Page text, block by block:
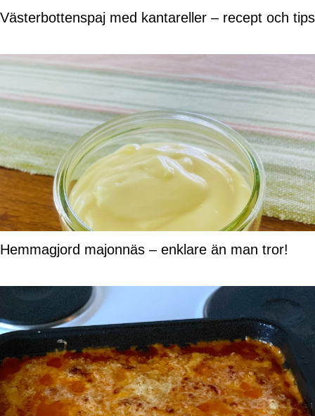
Västerbottenspaj med kantareller – recept och tips
Hemmagjord majonnäs – enklare än man tror!